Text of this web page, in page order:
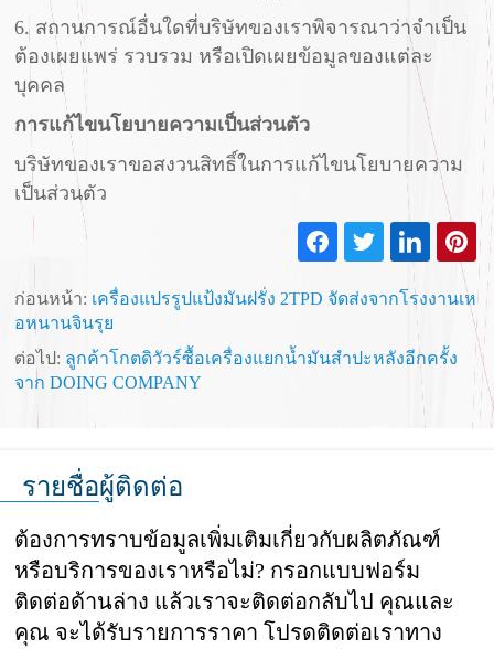
6. สถานการณ์อื่นใดที่บริษัทของเราพิจารณาว่าจำเป็น
ต้องเผยแพร่ รวบรวม หรือเปิดเผยข้อมูลของแต่ละ
บุคคล
การแก้ไขนโยบายความเป็นส่วนตัว
บริษัทของเราขอสงวนสิทธิ์ในการแก้ไขนโยบายความ
เป็นส่วนตัว
ก่อนหน้า: เครื่องแปรรูปแป้งมันฝรั่ง 2TPD จัดส่งจากโรงงานเห
อหนานจินรุย
ต่อไป: ลูกค้าโกตดิวัวร์ซื้อเครื่องแยกน้ำมันสำปะหลังอีกครั้ง
จาก DOING COMPANY
รายชื่อผู้ติดต่อ
ต้องการทราบข้อมูลเพิ่มเติมเกี่ยวกับผลิตภัณฑ์
หรือบริการของเราหรือไม่? กรอกแบบฟอร์ม
ติดต่อด้านล่าง แล้วเราจะติดต่อกลับไป คุณและ
คุณ จะได้รับรายการราคา โปรดติดต่อเราทาง